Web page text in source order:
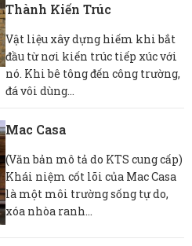
Thành Kiến Trúc
Vật liệu xây dựng hiếm khi bắt
đầu từ nơi kiến ​​trúc tiếp xúc với
nó. Khi bê tông đến công trường,
đá vôi dùng...
Mac Casa
(Văn bản mô tả do KTS cung cấp)
Khái niệm cốt lõi của Mac Casa
là một môi trường sống tự do,
xóa nhòa ranh...